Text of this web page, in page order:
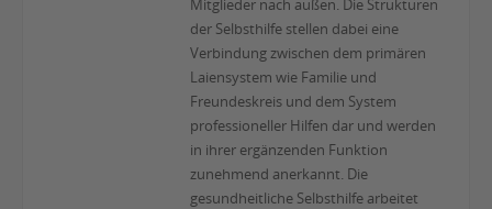
Mitglieder nach außen. Die Strukturen
der Selbsthilfe stellen dabei eine
Verbindung zwischen dem primären
Laiensystem wie Familie und
Freundeskreis und dem System
professioneller Hilfen dar und werden
in ihrer ergänzenden Funktion
zunehmend anerkannt. Die
gesundheitliche Selbsthilfe arbeitet